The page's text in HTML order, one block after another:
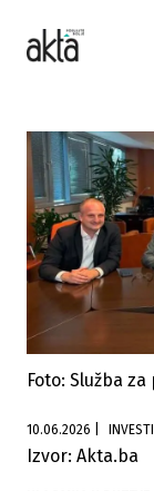
Foto: Služba
10.06.2026
Izvor: Akta.ba